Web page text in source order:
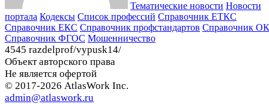
Тематические новости Новости
портала Кодексы Cписок профессий Справочник ЕТКС
Справочник ЕКС Справочник профстандартов Справочник
Справочник ФГОС Мошенничество
4545 razdelprof/vypusk14/
Объект авторского права
Не является офертой
© 2017-2026 AtlasWork Inc.
admin@atlaswork.ru